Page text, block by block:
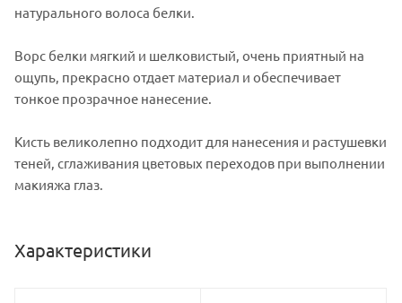
натурального волоса белки.
Ворс белки мягкий и шелковистый, очень приятный на
ощупь, прекрасно отдает материал и обеспечивает
тонкое прозрачное нанесение.
Кисть великолепно подходит для нанесения и растушевки
теней, сглаживания цветовых переходов при выполнении
макияжа глаз.
Характеристики